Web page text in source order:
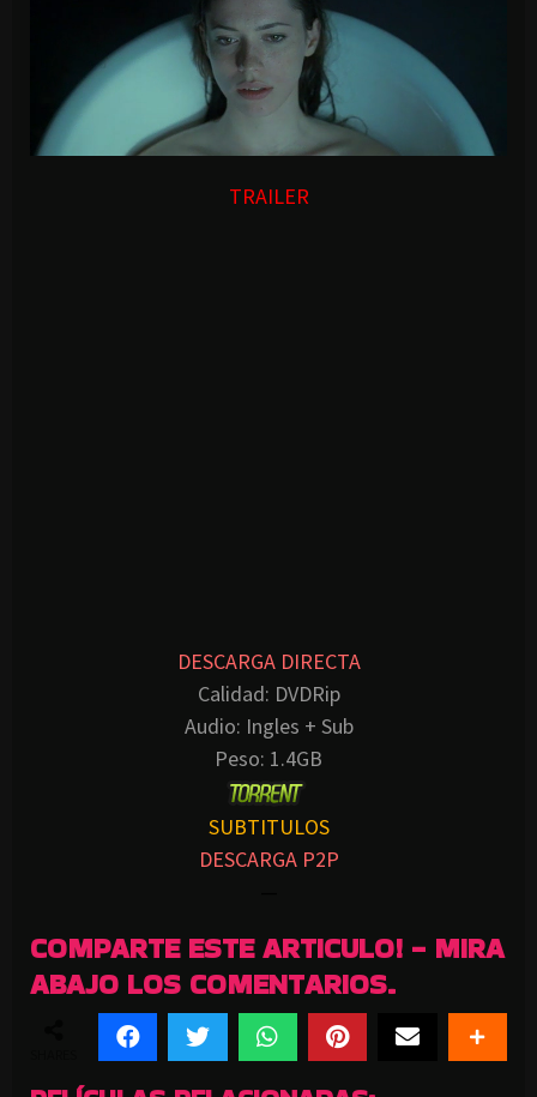
TRAILER
DESCARGA DIRECTA
Calidad: DVDRip
Audio: Ingles + Sub
Peso: 1.4GB
SUBTITULOS
DESCARGA P2P
COMPARTE ESTE ARTICULO! - MIRA
ABAJO LOS COMENTARIOS.